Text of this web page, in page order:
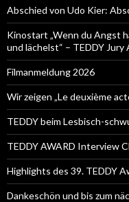
Abschied von Udo Kier:
Kinostart „Wenn du Angst
und lächelst“ – TEDDY
Filmanmeldung 2026
Wir zeigen „Le deuxième
TEDDY beim Lesbisch-
TEDDY AWARD Interview
Highlights des 39. TEDDY
Dankeschön und bis zum